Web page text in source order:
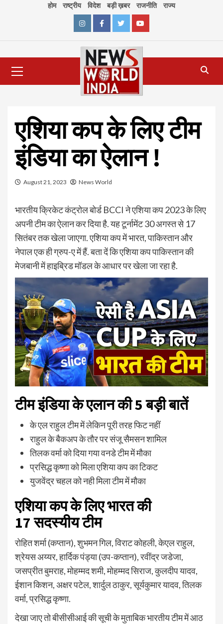
होम राष्ट्रीय विदेश बड़ी ख़बर राजनीति राज्य
InstagramFacebookTwitterYoutube
Menu
एशिया कप के लिए टीम
इंडिया का ऐलान !
August 21, 2023 News World
भारतीय क्रिकेट कंट्रोल बोर्ड BCCI ने एशिया कप 2023 के लिए
अपनी टीम का ऐलान कर दिया है. यह टूर्नामेंट 30 अगस्त से 17
सितंबर तक खेला जाएगा. एशिया कप में भारत, पाकिस्तान और
नेपाल एक ही ग्रुप-ए में हैं. बता दें कि एशिया कप पाकिस्तान की
मेजबानी में हाइब्रिड मॉडल के आधार पर खेला जा रहा है.
टीम इंडिया के एलान की 5 बड़ी बातें
के एल राहुल टीम में लेकिन पूरी तरह फिट नहीं
राहुल के बैकअप के तौर पर संजू सैमसन शामिल
तिलक वर्मा को दिया गया वनडे टीम में मौका
प्रसिद्ध कृष्णा को मिला एशिया कप का टिकट
युजवेंद्र चहल को नही मिला टीम में मौका
एशिया कप के लिए भारत की
17 सदस्यीय टीम
रोहित शर्मा (कप्तान), शुभमन गिल, विराट कोहली, केएल राहुल,
श्रेयस अय्यर, हार्दिक पंड्या (उप-कप्तान), रवींद्र जडेजा,
जसप्रीत बुमराह, मोहम्मद शमी, मोहम्मद सिराज, कुलदीप यादव,
ईशान किशन, अक्षर पटेल, शार्दुल ठाकुर, सूर्यकुमार यादव, तिलक
वर्मा, प्रसिद्ध कृष्णा.
देखा जाए तो बीसीसीआई की सूची के मुताबिक भारतीय टीम में आठ